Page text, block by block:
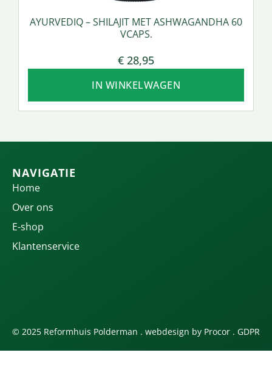
AYURVEDIQ – SHILAJIT MET ASHWAGANDHA 60
VCAPS.
€ 28,95
IN WINKELWAGEN
NAVIGATIE
Home
Over ons
E-shop
Klantenservice
© 2025 Reformhuis Polderman . webdesign by Procor . GDPR